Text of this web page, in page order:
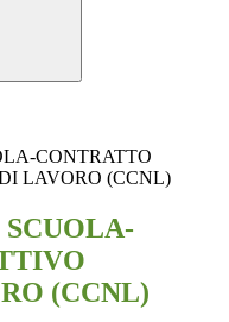
CONTRATTO
LAVORO (CCNL)
(CCNL)